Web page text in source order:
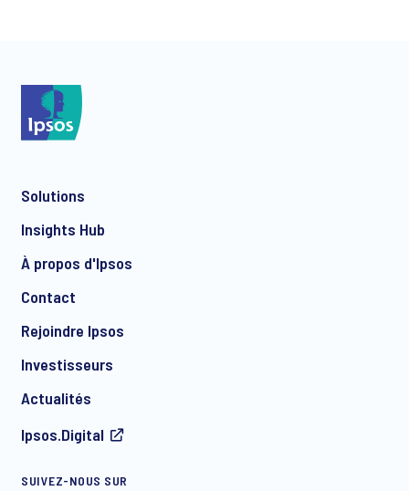
Solutions
Insights Hub
À propos d'Ipsos
Contact
Rejoindre Ipsos
Investisseurs
Actualités
Ipsos.Digital
SUIVEZ-NOUS SUR